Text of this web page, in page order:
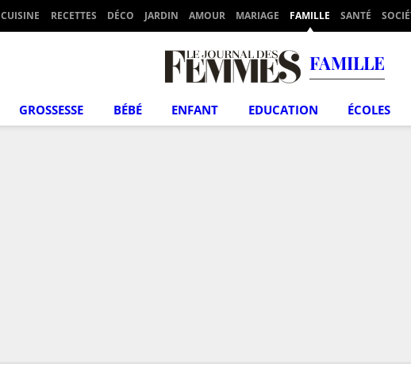
CUISINE RECETTES DÉCO JARDIN AMOUR MARIAGE FAMILLE SANTÉ
FAMILLE
GROSSESSE BÉBÉ ENFANT EDUCATION ÉCOLES